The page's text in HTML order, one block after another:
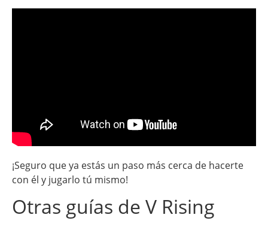
¡Seguro que ya estás un paso más cerca de hacerte
con él y jugarlo tú mismo!
Otras guías de V Rising